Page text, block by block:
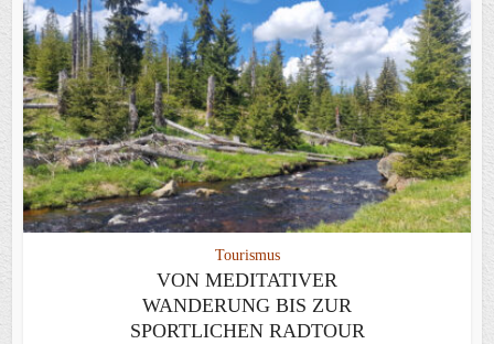
Tourismus
VON MEDITATIVER
WANDERUNG BIS ZUR
SPORTLICHEN RADTOUR